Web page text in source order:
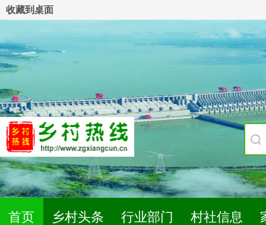
收藏到桌面
首页 乡村头条 行业部门 村社信息